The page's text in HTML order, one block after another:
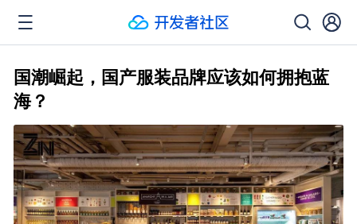
国潮崛起，国产服装品牌应该如何拥抱蓝
海？